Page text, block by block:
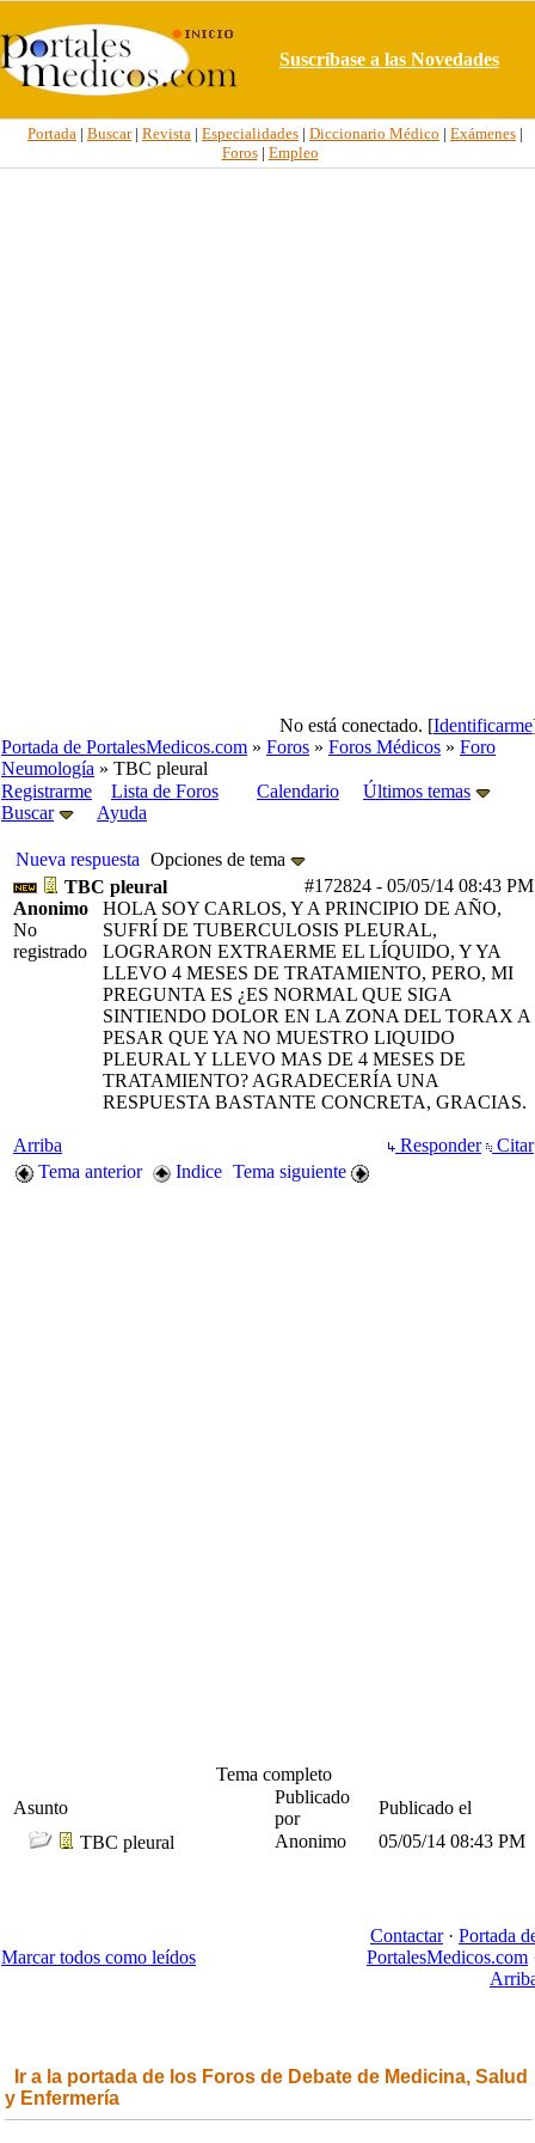
Suscríbase a las Novedades
Portada | Buscar| Revista | Especialidades | Diccionario Médico | Exámenes |
Foros| Empleo
No está conectado. [Identificarme
Portada de PortalesMedicos.com » Foros » Foros Médicos » Foro
Neumología » TBC pleural
Registrarme
Lista de Foros Calendario
Últimos temas
Buscar
Ayuda
Nueva respuesta Opciones de tema
#172824 - 05/05/14 08:43 PM
TBC pleural
Anonimo
No
registrado
HOLA SOY CARLOS, Y A PRINCIPIO DE AÑO,
SUFRÍ DE TUBERCULOSIS PLEURAL,
LOGRARON EXTRAERME EL LÍQUIDO, Y YA
LLEVO 4 MESES DE TRATAMIENTO, PERO, MI
PREGUNTA ES ¿ES NORMAL QUE SIGA
SINTIENDO DOLOR EN LA ZONA DEL TORAX A
PESAR QUE YA NO MUESTRO LIQUIDO
PLEURAL Y LLEVO MAS DE 4 MESES DE
TRATAMIENTO? AGRADECERÍA UNA
RESPUESTA BASTANTE CONCRETA, GRACIAS.
Arriba Responder
Citar
Tema anterior
Indice Tema siguiente
Tema completo
Asunto
Publicado
por
Publicado el
TBC pleural
Anonimo 05/05/14 08:43 PM
Marcar todos como leídos
Contactar· Portada
PortalesMedicos.com
Ir a la portada de los Foros de Debate de Medicina, Salud
y Enfermería